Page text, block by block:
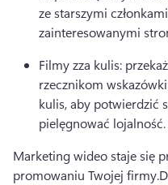
ze starszymi
zainteresowanymi
Filmy zza kulis:
rzecznikom
kulis, aby potwierdzić
pielęgnować lojalność.
Marketing wideo staje się
promowaniu Twojej firmy.